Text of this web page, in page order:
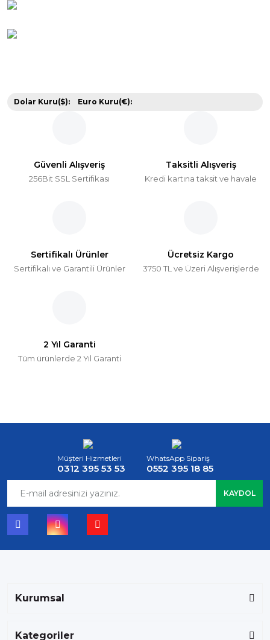
Dolar Kuru($): Euro Kuru(€):
Güvenli Alışveriş
256Bit SSL Sertifikası
Taksitli Alışveriş
Kredi kartına taksit ve havale
Sertifikalı Ürünler
Sertifikalı ve Garantili Ürünler
Ücretsiz Kargo
3750 TL ve Üzeri Alışverişlerde
2 Yıl Garanti
Tüm ürünlerde 2 Yıl Garanti
Müşteri Hizmetleri
0312 395 53 53
WhatsApp Sipariş
0552 395 18 85
KAYDOL
Kurumsal
Kategoriler